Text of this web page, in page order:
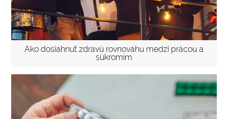
Ako dosiahnuť zdravú rovnováhu medzi prácou a
súkromím